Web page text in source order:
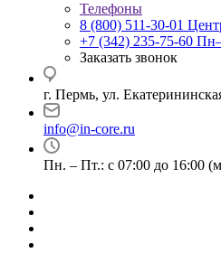
Телефоны
8 (800) 511-30-01
+7 (342) 235-75-60
Заказать звонок
г. Пермь, ул.
info@in-core.ru
Пн. – Пт.: с 07:00 до 16:00